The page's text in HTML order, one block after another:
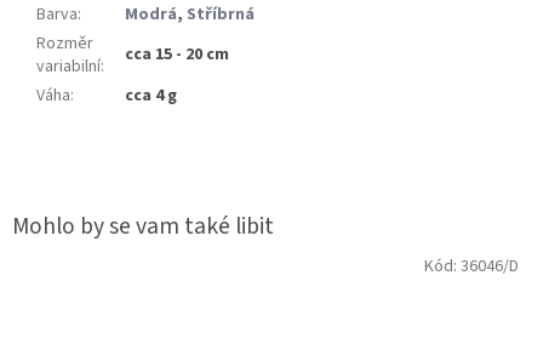
Barva: Modrá, Stříbrná
Rozměr
variabilní:
cca 15 - 20 cm
Váha: cca 4 g
Kód: 36046/D